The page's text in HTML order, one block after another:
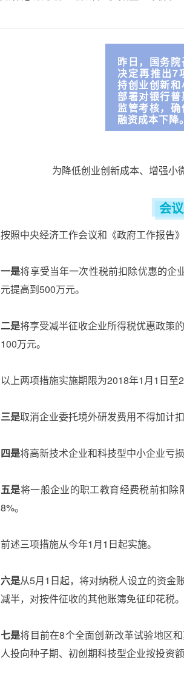
昨日，国务院
决定再推出7
持创业创新和
部署对银行
监管考核，
融资成本下降。
为降低创业创新成本、增强小
会
按照中央经济工作会议和《政府工作报告
一是将享受当年一次性税前扣除优惠的企
元提高到500万元。
二是将享受减半征收企业所得税优惠政策
100万元。
以上两项措施实施期限为2018年1月1日至
三是取消企业委托境外研发费用不得加计扣
四是将高新技术企业和科技型中小企业亏
五是将一般企业的职工教育经费税前扣
8%。
前述三项措施从今年1月1日起实施。
六是从5月1日起，将对纳税人设立的资金
减半，对按件征收的其他账簿免征印花税。
七是将目前在8个全面创新改革试验地区
人投向种子期、初创期科技型企业按投资